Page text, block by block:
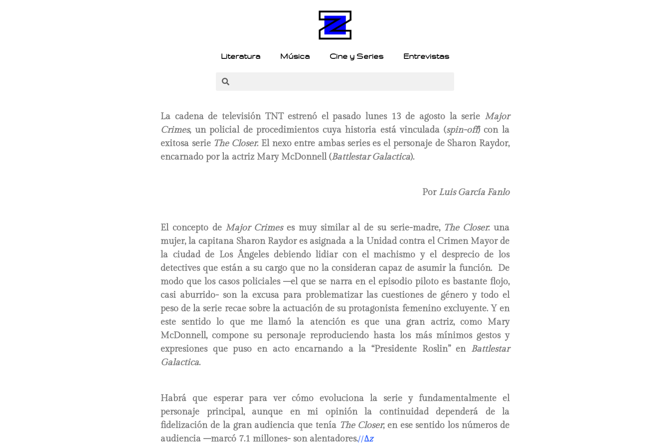
Literatura Música Cine y Series Entrevistas
La cadena de televisión TNT estrenó el pasado lunes 13 de agosto la serie Major
Crimes, un policial de procedimientos cuya historia está vinculada (spin-off) con la
exitosa serie The Closer. El nexo entre ambas series es el personaje de Sharon Raydor,
encarnado por la actriz Mary McDonnell (Battlestar Galactica).
Por Luis García Fanlo
El concepto de Major Crimeses muy similar al de su serie-madre, The Closer: una
mujer, la capitana Sharon Raydor es asignada a la Unidad contra el Crimen Mayor de
la ciudad de Los Ángeles debiendo lidiar con el machismo y el desprecio de los
detectives que están a su cargo que no la consideran capaz de asumir la función. De
modo que los casos policiales –el que se narra en el episodio piloto es bastante flojo,
casi aburrido- son la excusa para problematizar las cuestiones de género y todo el
peso de la serie recae sobre la actuación de su protagonista femenino excluyente. Y en
este sentido lo que me llamó la atención es que una gran actriz, como Mary
McDonnell, compone su personaje reproduciendo hasta los más mínimos gestos y
expresiones que puso en acto encarnando a la “Presidente Roslin” en Battlestar
Galactica.
Habrá que esperar para ver cómo evoluciona la serie y fundamentalmente el
personaje principal, aunque en mi opinión la continuidad dependerá de la
fidelización de la gran audiencia que tenía The Closer; en ese sentido los números de
audiencia –marcó 7.1 millones- son alentadores.//∆z